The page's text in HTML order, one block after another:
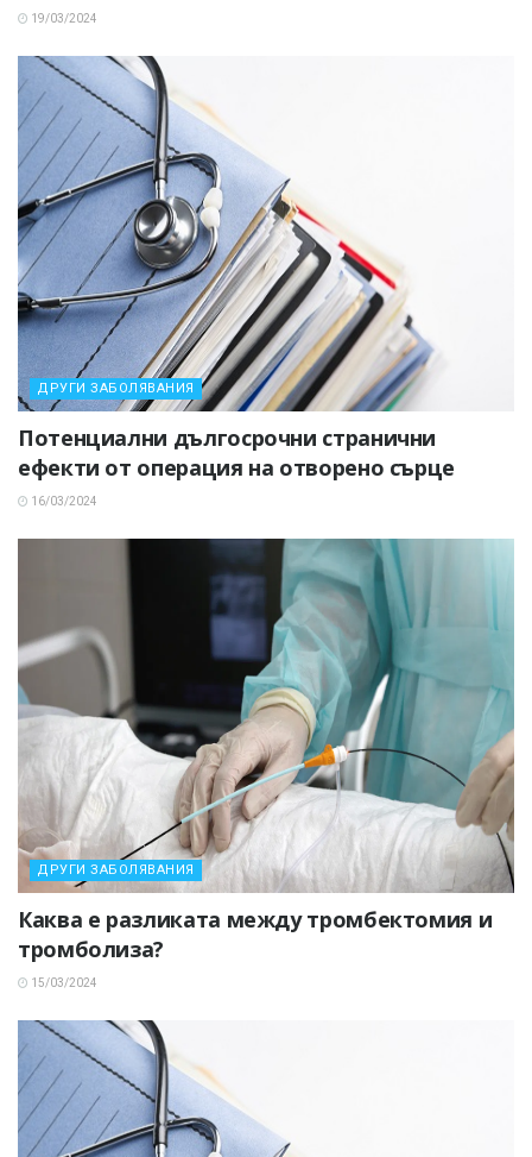
19/03/2024
ДРУГИ ЗАБОЛЯВАНИЯ
Потенциални дългосрочни странични
ефекти от операция на отворено сърце
16/03/2024
ДРУГИ ЗАБОЛЯВАНИЯ
Каква е разликата между тромбектомия и
тромболиза?
15/03/2024